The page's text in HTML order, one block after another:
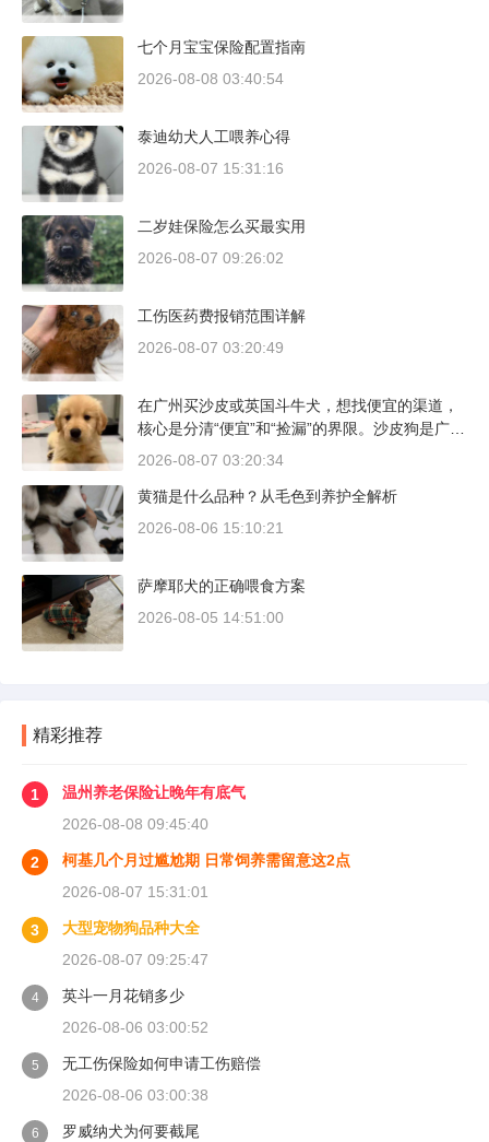
七个月宝宝保险配置指南
2026-08-08 03:40:54
泰迪幼犬人工喂养心得
2026-08-07 15:31:16
二岁娃保险怎么买最实用
2026-08-07 09:26:02
工伤医药费报销范围详解
2026-08-07 03:20:49
在广州买沙皮或英国斗牛犬，想找便宜的渠道，
核心是分清“便宜”和“捡漏”的界限。沙皮狗是广东
本地犬种，价格比北方城市有优势；英国斗牛犬
方和真实价格区间。
2026-08-07 03:20:34
黄猫是什么品种？从毛色到养护全解析
2026-08-06 15:10:21
萨摩耶犬的正确喂食方案
2026-08-05 14:51:00
精彩推荐
1
温州养老保险让晚年有底气
2026-08-08 09:45:40
2
柯基几个月过尴尬期 日常饲养需留意这2点
2026-08-07 15:31:01
3
大型宠物狗品种大全
2026-08-07 09:25:47
4
英斗一月花销多少
2026-08-06 03:00:52
5
无工伤保险如何申请工伤赔偿
2026-08-06 03:00:38
6 罗威纳犬为何要截尾